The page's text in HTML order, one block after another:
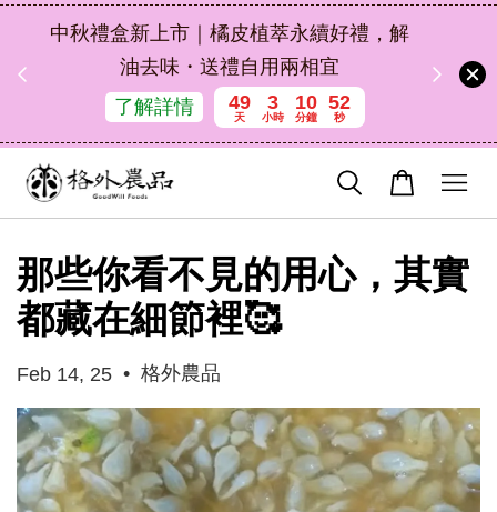
中秋禮盒新上市｜橘皮植萃永續好禮，解
油去味・送禮自用兩相宜
了解詳情
49
天
3
小時
10
分鐘
51
秒
那些你看不見的用心，其實
都藏在細節裡🥰
Feb 14, 25 • 格外農品